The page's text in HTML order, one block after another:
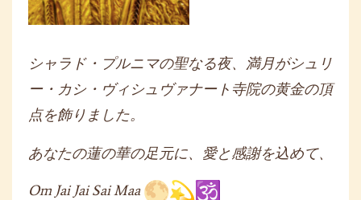
シャラド・プルニマの聖なる夜、満月がシュリ
ー・カシ・ ヴィシュヴァナート寺院の黄金の頂
点を飾りました。
あなたの蓮の華の足元に、愛と感謝を込めて、
Om Jai Jai Sai Maa